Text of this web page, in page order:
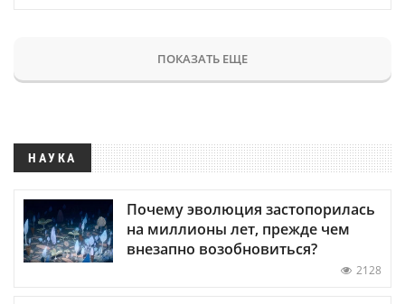
ПОКАЗАТЬ ЕЩЕ
НАУКА
Почему эволюция застопорилась
на миллионы лет, прежде чем
внезапно возобновиться?
2128